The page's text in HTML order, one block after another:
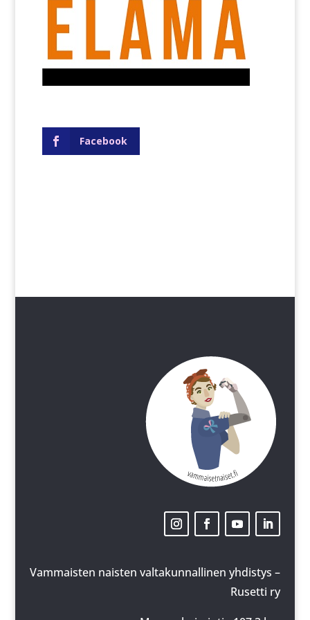
Facebook
Vammaisten naisten valtakunnallinen yhdistys –
Rusetti ry